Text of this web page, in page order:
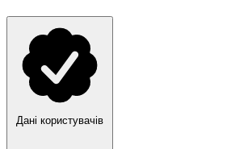
Дані користувачів